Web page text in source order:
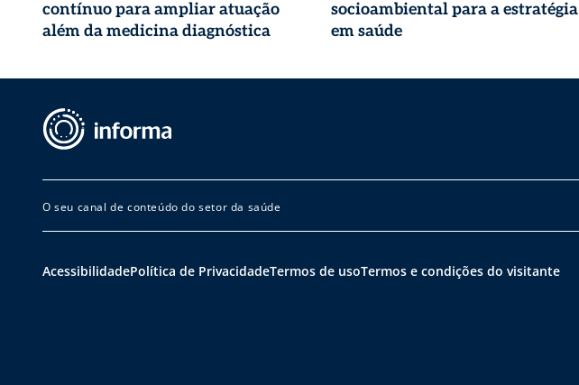
contínuo para ampliar atuação
além da medicina diagnóstica
socioambiental para a estratégia
em saúde
O seu canal de conteúdo do setor da saúde
AcessibilidadePolítica de PrivacidadeTermos de usoTermos e condições do visitante